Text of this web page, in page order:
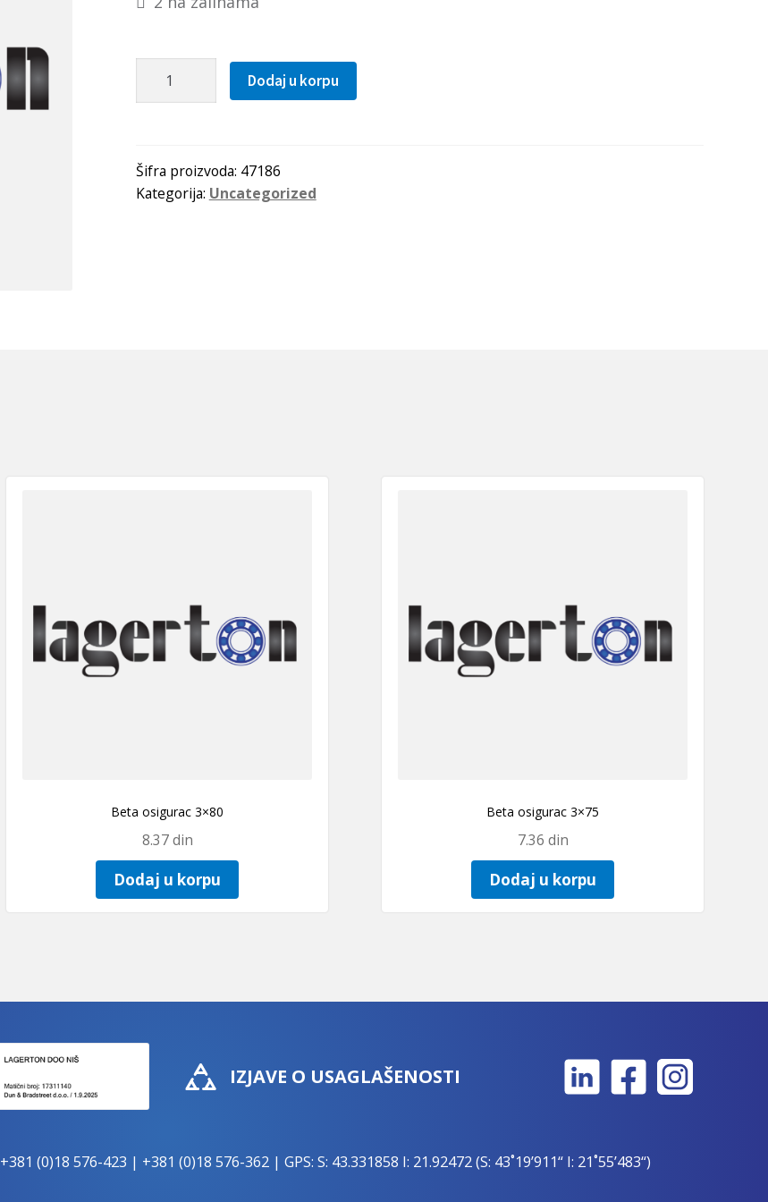
Hilzna
količina
Dodaj u korpu
Šifra proizvoda: 47186
Kategorija: Uncategorized
Beta osigurac 3×80
8.37din
Dodaj u korpu
Beta osigurac 3×75
7.36 din
Dodaj u korpu
IZJAVE O USAGLAŠENOSTI
+381 (0)18 576-423 | +381 (0)18 576-362 | GPS: S: 43.331858 I: 21.92472 (S: 43˚19’911“ I: 21˚55’483“)